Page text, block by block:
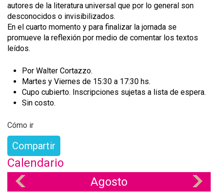
autores de la literatura universal que por lo general son
desconocidos o invisibilizados.
En el cuarto momento y para finalizar la jornada se
promueve la reflexión por medio de comentar los textos
leídos.
Por Walter Cortazzo.
Martes y Viernes de 15:30 a 17:30 hs.
Cupo cubierto. Inscripciones sujetas a lista de espera.
Sin costo.
Cómo ir
Compartir
Calendario
Agosto